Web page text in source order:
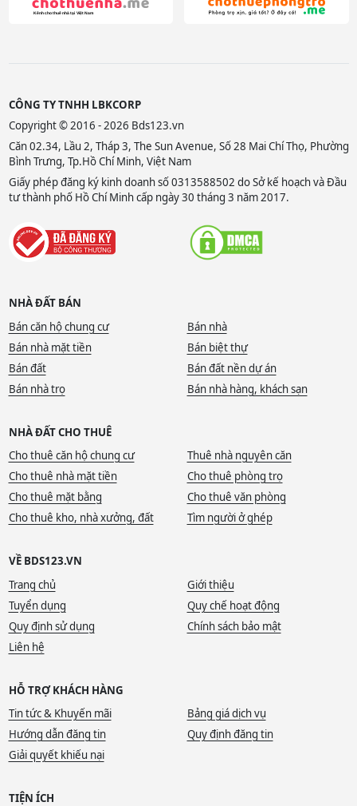
CÔNG TY TNHH LBKCORP
Copyright © 2016 - 2026 Bds123.vn
Căn 02.34, Lầu 2, Tháp 3, The Sun Avenue, Số 28 Mai Chí Thọ, Phường
Bình Trưng, Tp.Hồ Chí Minh, Việt Nam
Giấy phép đăng ký kinh doanh số 0313588502 do Sở kế hoạch và Đầu
tư thành phố Hồ Chí Minh cấp ngày 30 tháng 3 năm 2017.
NHÀ ĐẤT BÁN
Bán căn hộ chung cư
Bán nhà
Bán nhà mặt tiền
Bán biệt thự
Bán đất
Bán đất nền dự án
Bán nhà trọ
Bán nhà hàng, khách sạn
NHÀ ĐẤT CHO THUÊ
Cho thuê căn hộ chung cư
Thuê nhà nguyên căn
Cho thuê nhà mặt tiền
Cho thuê phòng trọ
Cho thuê mặt bằng
Cho thuê văn phòng
Cho thuê kho, nhà xưởng, đất
Tìm người ở ghép
VỀ BDS123.VN
Trang chủ
Giới thiệu
Tuyển dụng
Quy chế hoạt động
Quy định sử dụng
Chính sách bảo mật
Liên hệ
HỖ TRỢ KHÁCH HÀNG
Tin tức & Khuyến mãi
Bảng giá dịch vụ
Hướng dẫn đăng tin
Quy định đăng tin
Giải quyết khiếu nại
TIỆN ÍCH